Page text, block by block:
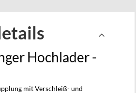
Hochlader -
mit Verschleiß- und